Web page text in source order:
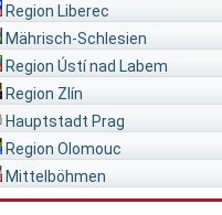
Region Liberec
Mährisch-Schlesien
Region Ústí nad Labem
Region Zlín
Hauptstadt Prag
Region Olomouc
Mittelböhmen